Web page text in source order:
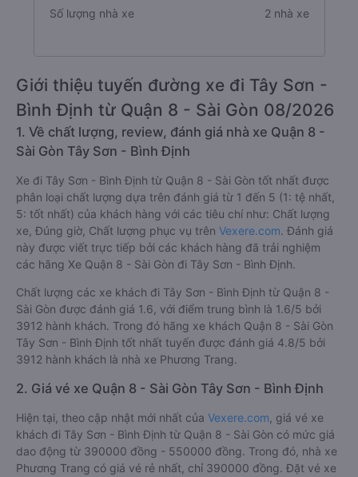
Số lượng nhà xe 2 nhà xe
Giới thiệu tuyến đường xe đi Tây Sơn -
Bình Định từ Quận 8 - Sài Gòn 08/2026
1. Về chất lượng, review, đánh giá nhà xe Quận 8 -
Sài Gòn Tây Sơn - Bình Định
Xe đi Tây Sơn - Bình Định từ Quận 8 - Sài Gòn tốt nhất được
phân loại chất lượng dựa trên đánh giá từ 1 đến 5 (1: tệ nhất,
5: tốt nhất) của khách hàng với các tiêu chí như: Chất lượng
xe, Đúng giờ, Chất lượng phục vụ trên Vexere.com. Đánh giá
này được viết trực tiếp bởi các khách hàng đã trải nghiệm
các hãng Xe Quận 8 - Sài Gòn đi Tây Sơn - Bình Định.
Chất lượng các xe khách đi Tây Sơn - Bình Định từ Quận 8 -
Sài Gòn được đánh giá 1.6, với điểm trung bình là 1.6/5 bởi
3912 hành khách. Trong đó hãng xe khách Quận 8 - Sài Gòn
Tây Sơn - Bình Định tốt nhất tuyến được đánh giá 4.8/5 bởi
3912 hành khách là nhà xe Phương Trang.
2. Giá vé xe Quận 8 - Sài Gòn Tây Sơn - Bình Định
Hiện tại, theo cập nhật mới nhất của Vexere.com , giá vé xe
khách đi Tây Sơn - Bình Định từ Quận 8 - Sài Gòn có mức giá
dao động từ 390000 đồng - 550000 đồng. Trong đó, nhà xe
Phương Trang có giá vé rẻ nhất, chỉ 390000 đồng. Đặt vé xe